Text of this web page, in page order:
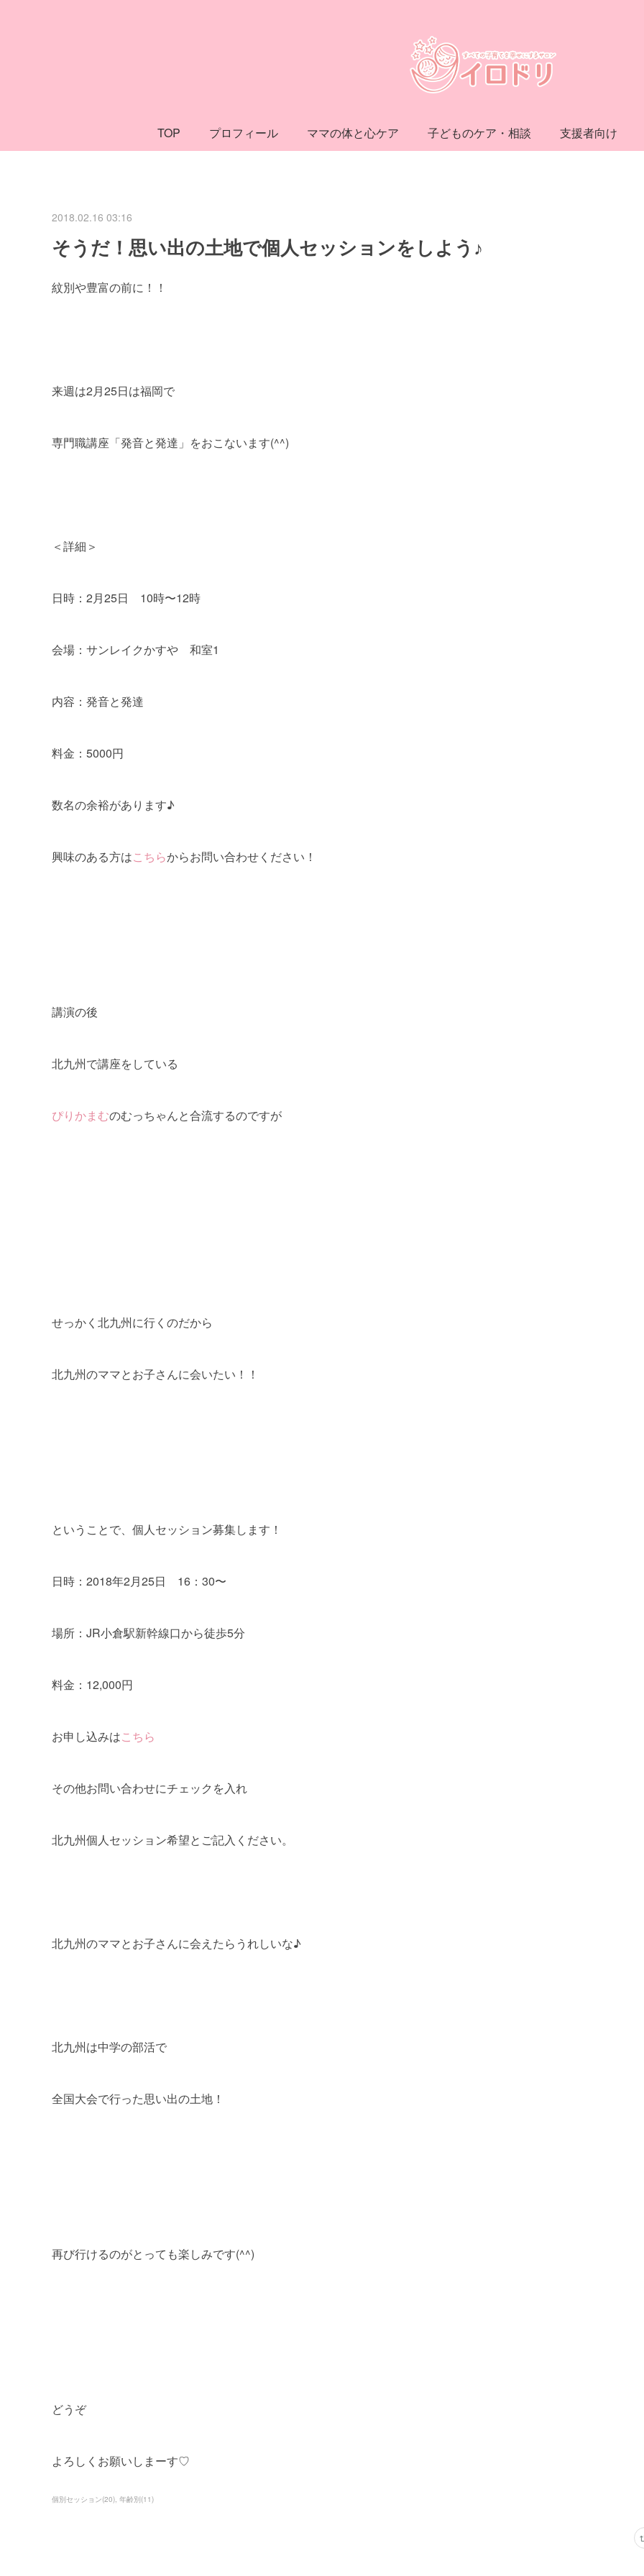
TOP プロフィール ママの体と心ケア 子どものケア・相談 支援者向け
2018.02.16 03:16
そうだ！思い出の土地で個人セッションをしよう♪
紋別や豊富の前に！！
来週は2月25日は福岡で
専門職講座「発音と発達」をおこないます(^^)
＜詳細＞
日時：2月25日 10時〜12時
会場：サンレイクかすや 和室1
内容：発音と発達
料金：5000円
数名の余裕があります♪
興味のある方はこちらからお問い合わせください！
講演の後
北九州で講座をしている
ぴりかまむのむっちゃんと合流するのですが
せっかく北九州に行くのだから
北九州のママとお子さんに会いたい！！
ということで、個人セッション募集します！
日時：2018年2月25日 16：30〜
場所：JR小倉駅新幹線口から徒歩5分
料金：12,000円
お申し込みはこちら
その他お問い合わせにチェックを入れ
北九州個人セッション希望とご記入ください。
北九州のママとお子さんに会えたらうれしいな♪
北九州は中学の部活で
全国大会で行った思い出の土地！
再び行けるのがとっても楽しみです(^^)
どうぞ
よろしくお願いしまーす♡
個別セッション(20) 年齢別(11)